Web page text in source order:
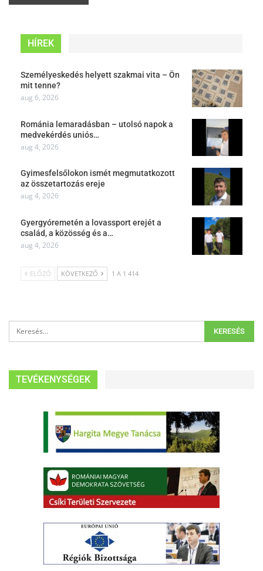
HÍREK
Személyeskedés helyett szakmai vita – Ön
mit tenne?
aug 6, 2026
Románia lemaradásban – utolsó napok a
medvekérdés uniós…
aug 4, 2026
Gyimesfelsőlokon ismét megmutatkozott
az összetartozás ereje
aug 4, 2026
Gyergyóremetén a lovassport erejét a
család, a közösség és a…
aug 4, 2026
ELŐZŐ KÖVETKEZŐ 1 A 1 414
TEVÉKENYSÉGEK